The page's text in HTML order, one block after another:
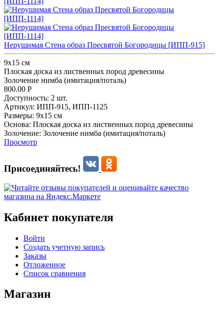
Нерушимая Стена образ Пресвятой Богородицы [ИПП-915]
9х15 см
Плоская доска из лиственных пород древесины
Золочение нимба (имитация/поталь)
800.00 Р
Доступность: 2 шт.
Артикул: ИПП-915, ИПП-1125
Размеры: 9х15 см
Основа: Плоская доска из лиственных пород древесины
Золочение: Золочение нимба (имитация/поталь)
Просмотр
Присоединяйтесь!
Кабинет покупателя
Войти
Создать учетную запись
Заказы
Отложенное
Список сравнения
Магазин